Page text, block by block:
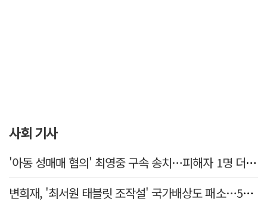
사회 기사
'아동 성매매 혐의' 최영중 구속 송치…피해자 1명 더 있었다
변희재, '최서원 태블릿 조작설' 국가배상도 패소…5천만원 청구 기각